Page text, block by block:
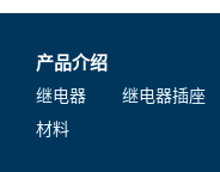
产品介绍
继电器 继电器插座
材料